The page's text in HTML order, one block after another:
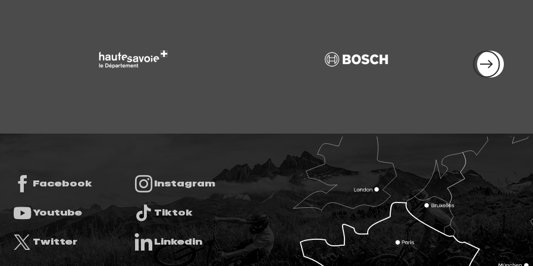
Facebook Instagram
Youtube Tiktok
Twitter Linkedin